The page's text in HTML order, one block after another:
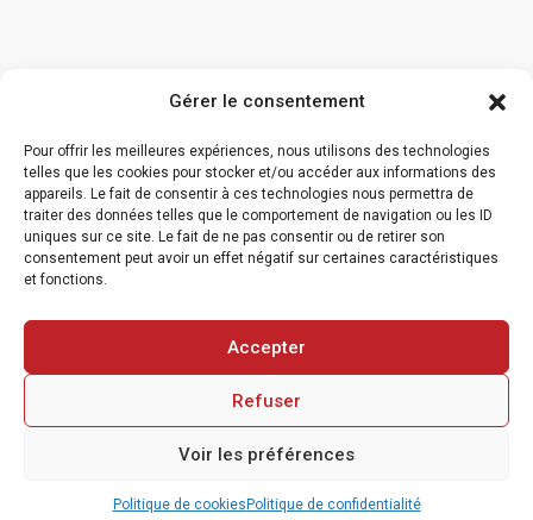
Gérer le consentement
Pour offrir les meilleures expériences, nous utilisons des technologies
telles que les cookies pour stocker et/ou accéder aux informations des
appareils. Le fait de consentir à ces technologies nous permettra de
traiter des données telles que le comportement de navigation ou les ID
uniques sur ce site. Le fait de ne pas consentir ou de retirer son
consentement peut avoir un effet négatif sur certaines caractéristiques
et fonctions.
Accepter
Refuser
Voir les préférences
Politique de cookies Politique de confidentialité
NOUS CONTACTER